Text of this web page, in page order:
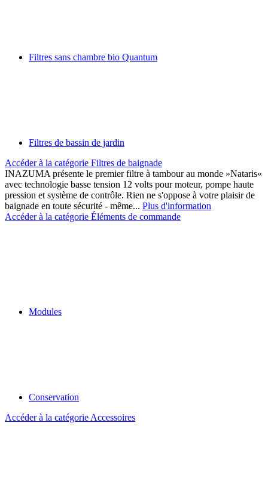
Filtres sans chambre bio Quantum
Filtres de bassin de jardin
Accéder à la catégorie Filtres de baignade
INAZUMA présente le premier filtre à tambour au monde »Nataris«
avec technologie basse tension 12 volts pour moteur, pompe haute
pression et système de contrôle. Rien ne s'oppose à votre plaisir de
baignade en toute sécurité - même... Plus d'information
Accéder à la catégorie Éléments de commande
Modules
Conservation
Accéder à la catégorie Accessoires